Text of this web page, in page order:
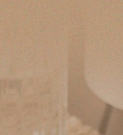
sua casa com a coleção
feliz com várias plantas,
são
a cara da Pip Studio.